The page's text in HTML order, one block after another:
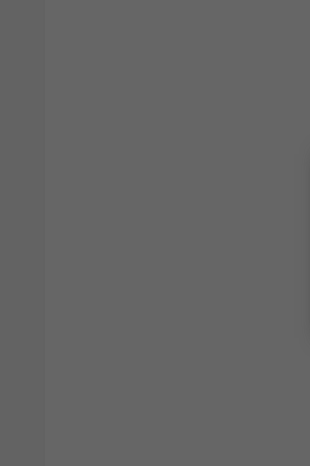
通訊電纜種類繁多，根據不同的應用需
特點：內部兩條銅線交叉纏繞，可
UTP（無屏蔽雙絞線）：價
特點：有內部導體和外部導體層，